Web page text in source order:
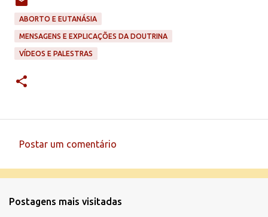
ABORTO E EUTANÁSIA
MENSAGENS E EXPLICAÇÕES DA DOUTRINA
VÍDEOS E PALESTRAS
e
Postar um comentário
Postagens mais visitadas